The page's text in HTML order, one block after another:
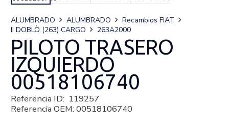
ALUMBRADO ALUMBRADO
Recambios FIAT
II DOBLÒ (263) CARGO
263A2000
PILOTO TRASERO
IZQUIERDO
00518106740
Referencia ID: 119257
Referencia OEM: 00518106740